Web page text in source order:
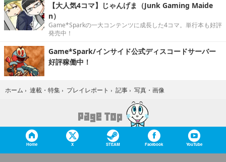
【大人気4コマ】じゃんげま（Junk Gaming Maide
n）
Game*Sparkの一大コンテンツに成長した4コマ。単行本も好評
発売中！
Game*Spark/インサイド公式ディスコードサーバー
好評稼働中！
ホーム › 連載・特集 › プレイレポート › 記事 › 写真・画像
Home X STEAM Facebook YouTube